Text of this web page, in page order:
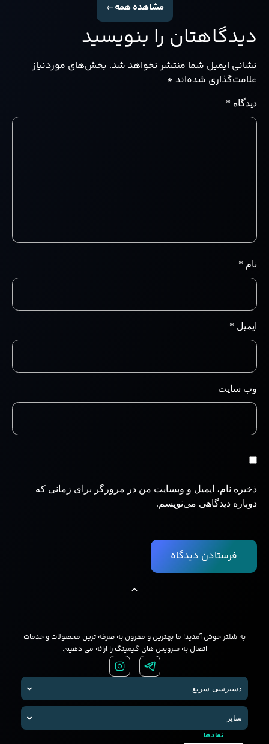
مشاهده همه
دیدگاهتان را بنویسید
نشانی ایمیل شما منتشر نخواهد شد. بخش‌های موردنیاز
علامت‌گذاری شده‌اند *
دیدگاه *
نام *
ایمیل *
وب‌ سایت
ذخیره نام، ایمیل و وبسایت من در مرورگر برای زمانی که
دوباره دیدگاهی می‌نویسم.
به شلتر خوش آمدید! ما بهترین و مقرون به صرفه ترین محصولات و خدمات
اتصال به سرویس های گیمینگ را ارائه می دهیم.
دسترسی سریع
سایر
نمادها